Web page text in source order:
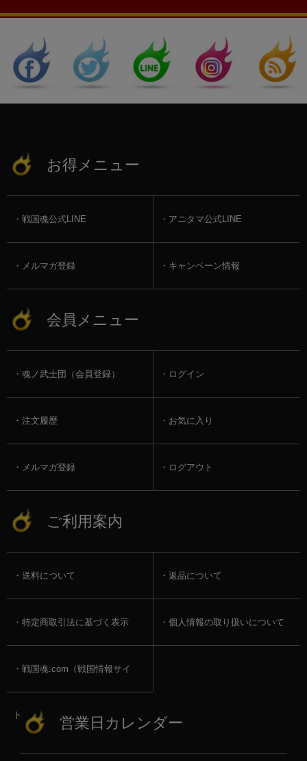
お得メニュー
戦国魂公式LINE アニタマ公式LINE
メルマガ登録 キャンペーン情報
会員メニュー
魂ノ武士団（会員登録） ログイン
注文履歴 お気に入り
メルマガ登録 ログアウト
ご利用案内
送料について 返品について
特定商取引法に基づく表示 個人情報の取り扱いについて
戦国魂.com（戦国情報サイ
ト） 営業日カレンダー